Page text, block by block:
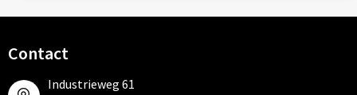
Contact
Industrieweg 61